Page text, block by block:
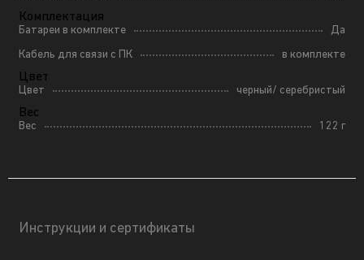
Комплектация
Батареи в комплекте
Да
Кабель для связи с ПК
в комплекте
Цвет
Цвет черный/ серебристый
Вес
Вес 122 г
Инструкции и сертификаты